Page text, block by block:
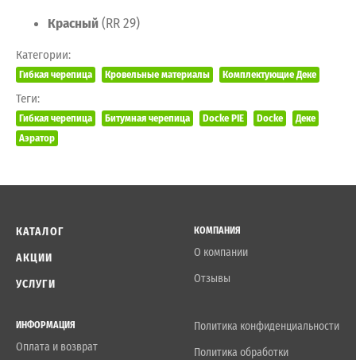
Красный(RR 29)
Категории:
Гибкая черепица Кровельные материалы Комплектующие Деке
Теги:
Гибкая черепица Битумная черепица Docke PIE Docke
Деке
Аэратор
КАТАЛОГ
АКЦИИ
УСЛУГИ
КОМПАНИЯ
О компании
Отзывы
ИНФОРМАЦИЯ
Оплата и возврат
Политика конфиденциальности
Политика обработки